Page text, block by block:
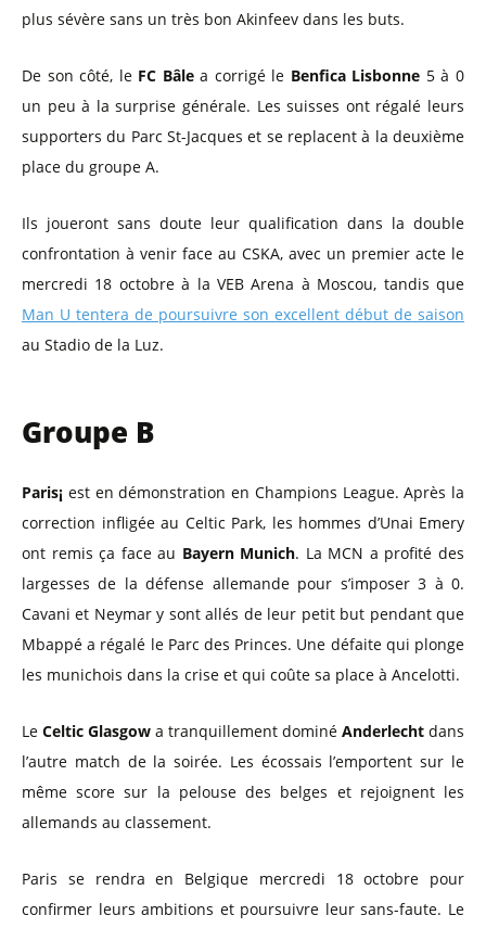
plus sévère sans un très bon Akinfeev dans les buts.
De son côté, le FC Bâlea corrigé le Benfica Lisbonne 5 à 0
un peu à la surprise générale. Les suisses ont régalé leurs
supporters du Parc St-Jacques et se replacent à la deuxième
place du groupe A.
Ils joueront sans doute leur qualification dans la double
confrontation à venir face au CSKA, avec un premier acte le
mercredi 18 octobre à la VEB Arena à Moscou, tandis que
Man U tentera de poursuivre son excellent début de saison
au Stadio de la Luz.
Groupe B
Paris¡ est en démonstration en Champions League. Après la
correction infligée au Celtic Park, les hommes d’Unai Emery
ont remis ça face au Bayern Munich. La MCN a profité des
largesses de la défense allemande pour s’imposer 3 à 0.
Cavani et Neymar y sont allés de leur petit but pendant que
Mbappé a régalé le Parc des Princes. Une défaite qui plonge
les munichois dans la crise et qui coûte sa place à Ancelotti.
Le Celtic Glasgow a tranquillement dominé Anderlecht dans
l’autre match de la soirée. Les écossais l’emportent sur le
même score sur la pelouse des belges et rejoignent les
allemands au classement.
Paris se rendra en Belgique mercredi 18 octobre pour
confirmer leurs ambitions et poursuivre leur sans-faute. Le